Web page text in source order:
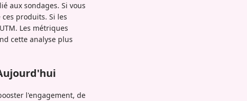
aux sondages. Si vous
produits. Si les
Les métriques
cette analyse plus
l'engagement, de